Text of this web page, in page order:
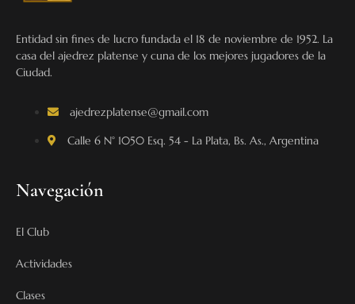
Entidad sin fines de lucro fundada el 18 de noviembre de 1952. La
casa del ajedrez platense y cuna de los mejores jugadores de la
Ciudad.
ajedrezplatense@gmail.com
Calle 6 N° 1050 Esq. 54 - La Plata, Bs. As., Argentina
Navegación
El Club
Actividades
Clases